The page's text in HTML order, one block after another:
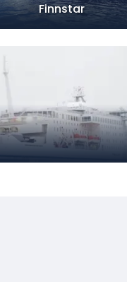
Finnstar